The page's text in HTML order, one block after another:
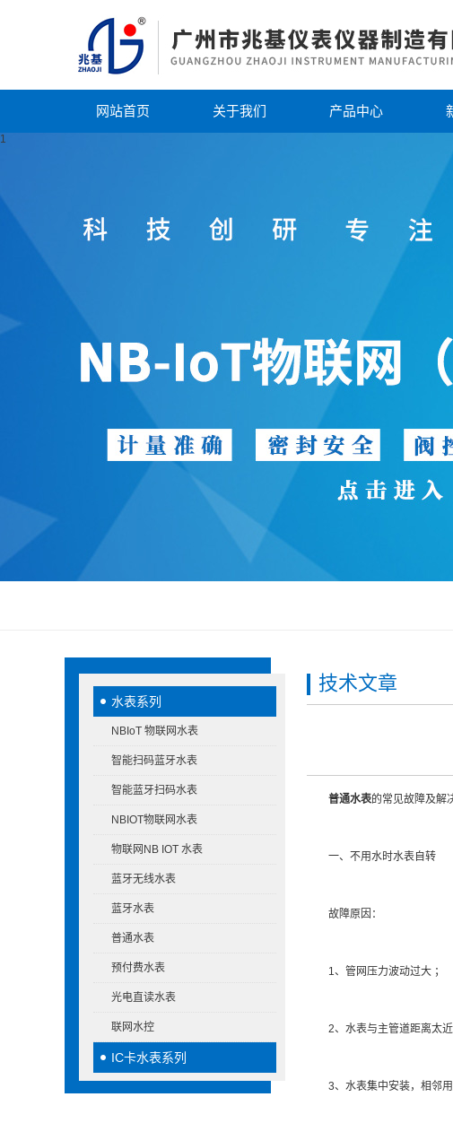
网站首页 关于我们 产品中心
1
水表系列
NBIoT 物联网水表
智能扫码蓝牙水表
智能蓝牙扫码水表
NBIOT物联网水表
物联网NB IOT 水表
蓝牙无线水表
蓝牙水表
普通水表
预付费水表
光电直读水表
联网水控
IC卡水表系列
技术文章
普通水表的常见故障及解
一、不用水时水表自转
故障原因：
1、管网压力波动过大 ；
2、水表与主管道距离太近
3、水表集中安装，相邻用